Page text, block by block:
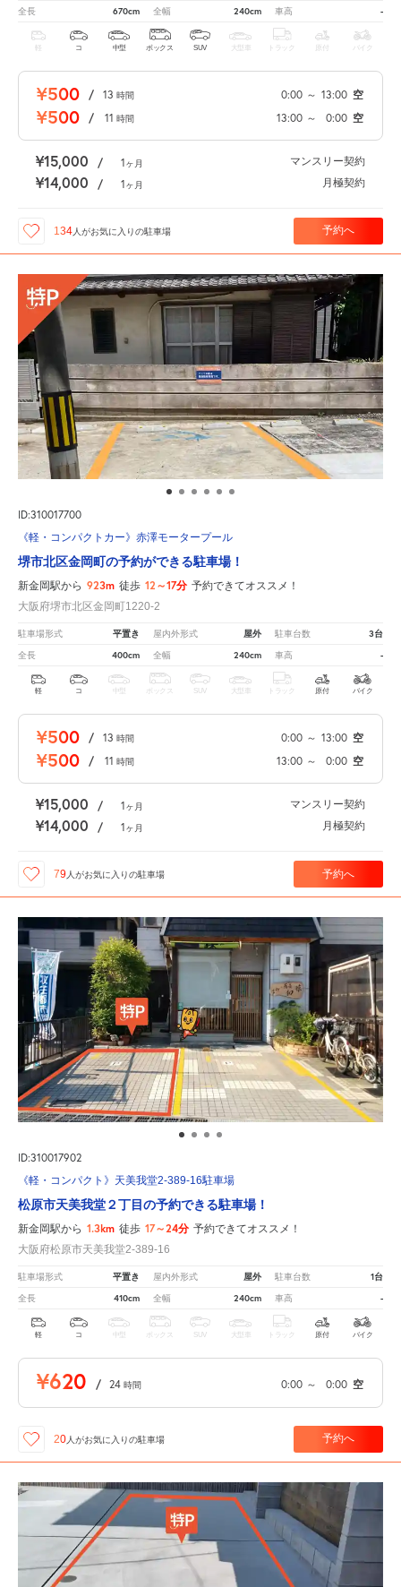
全長 670cm 全幅 240cm 車高 -
軽 コ 中型 ボックス SUV 大型車 トラック 原付 バイク
¥500 / 13 時間 0:00 ～ 13:00 空
¥500 / 11 時間 13:00 ～ 0:00 空
¥15,000 / 1ヶ月 マンスリー契約
¥14,000 / 1ヶ月 月極契約
134 人がお気に入りの駐車場 予約へ
ID:310017700
《軽・コンパクトカー》赤澤モータープール
堺市北区金岡町の予約ができる駐車場！
新金岡駅から 923m 徒歩 12～17分 予約できてオススメ！
大阪府堺市北区金岡町1220-2
駐車場形式 平置き 屋内外形式 屋外 駐車台数 3台
全長 400cm 全幅 240cm 車高 -
軽 コ 中型 ボックス SUV 大型車 トラック 原付 バイク
¥500 / 13 時間 0:00 ～ 13:00 空
¥500 / 11 時間 13:00 ～ 0:00 空
¥15,000 / 1ヶ月 マンスリー契約
¥14,000 / 1ヶ月 月極契約
79人がお気に入りの駐車場 予約へ
ID:310017902
《軽・コンパクト》天美我堂2-389-16駐車場
松原市天美我堂２丁目の予約できる駐車場！
新金岡駅から 1.3km 徒歩 17～24分 予約できてオススメ！
大阪府松原市天美我堂2-389-16
駐車場形式 平置き 屋内外形式 屋外 駐車台数 1台
全長 410cm 全幅 240cm 車高 -
軽 コ 中型 ボックス SUV 大型車 トラック 原付 バイク
¥620 / 24 時間 0:00 ～ 0:00 空
20 人がお気に入りの駐車場 予約へ